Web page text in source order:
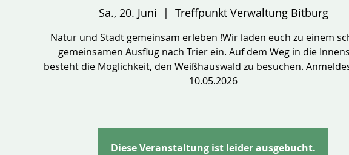
Sa., 20. Juni
  |
Treffpunkt Verwaltung Bitburg
Natur und Stadt gemeinsam erleben !Wir laden euch zu einem
gemeinsamen Ausflug nach Trier ein. Auf dem Weg in die
besteht die Möglichkeit, den Weißhauswald zu besuchen.
10.05.2026
Diese Veranstaltung ist leider ausgebucht.